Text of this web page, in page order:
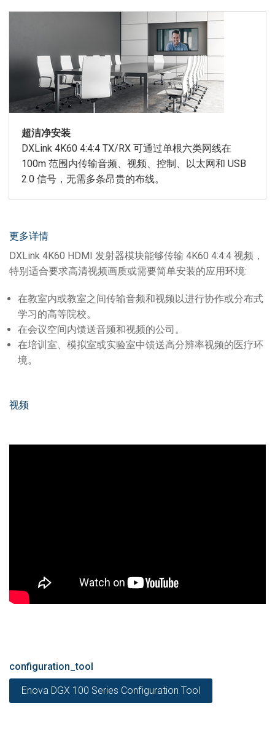
超洁净安装
DXLink 4K60 4:4:4 TX/RX 可通过单根六类网线在
100m 范围内传输音频、视频、控制、以太网和 USB
2.0 信号，无需多条昂贵的布线。
更多详情
DXLink 4K60 HDMI 发射器模块能够传输 4K60 4:4:4 视频，
特别适合要求高清视频画质或需要简单安装的应用环境:
在教室内或教室之间传输音频和视频以进行协作或分布式
学习的高等院校。
在会议空间内馈送音频和视频的公司。
在培训室、模拟室或实验室中馈送高分辨率视频的医疗环
境。
视频
configuration_tool
Enova DGX 100 Series Configuration Tool